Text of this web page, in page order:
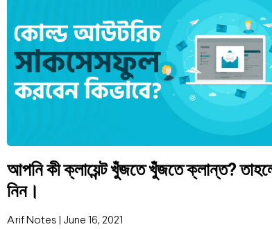
আপনি কী ক্লায়েন্ট খুঁজতে খুঁজতে ক্লান্ত?
নিন।
Arif Notes June 16, 2021